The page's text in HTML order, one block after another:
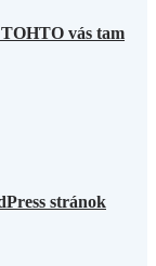
vás tam
stránok